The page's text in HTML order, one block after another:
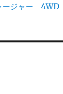
ージャー 4WD